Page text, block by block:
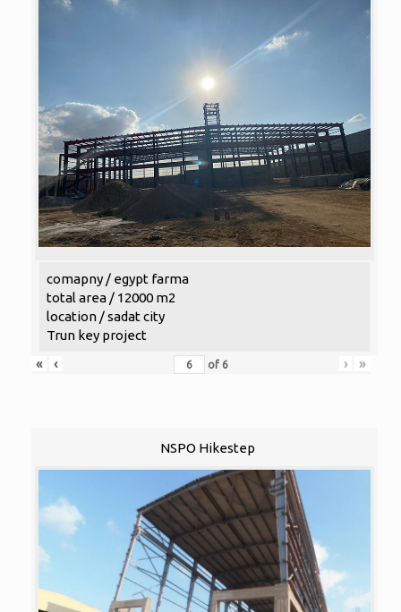
comapny / egypt farma
total area / 12000 m2
location / sadat city
Trun key project
«
‹ of 6 › »
NSPO Hikestep